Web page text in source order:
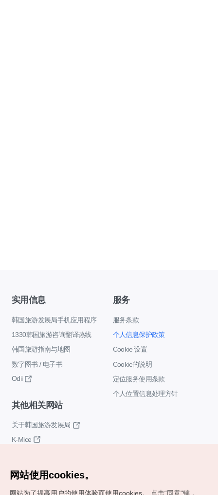
实用信息
韩国旅游发展局手机应用程序
1330韩国旅游咨询翻译热线
韩国旅游指南与地图
数字图书 / 电子书
Odii
服务
服务条款
个人信息保护政策
Cookie 设置
Cookie的说明
定位服务使用条款
个人位置信息处理方针
其他相关网站
关于韩国旅游发展局
K-Mice
网站使用cookies。
网站为了提高用户的使用体验而使用cookies。 点击“同意"键，